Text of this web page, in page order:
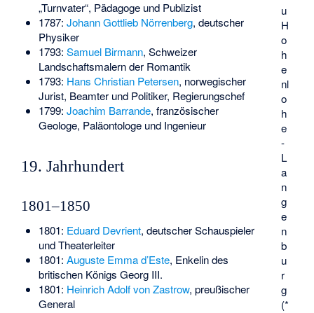
u
H
o
h
e
nl
o
h
e
-
L
a
n
g
e
n
b
u
r
g
(*
„Turnvater“, Pädagoge und Publizist
1787: Johann Gottlieb Nörrenberg, deutscher
Physiker
1793: Samuel Birmann, Schweizer
Landschaftsmalern der Romantik
1793: Hans Christian Petersen, norwegischer
Jurist, Beamter und Politiker, Regierungschef
1799: Joachim Barrande, französischer
Geologe, Paläontologe und Ingenieur
19. Jahrhundert
1801–1850
1801: Eduard Devrient, deutscher Schauspieler
und Theaterleiter
1801: Auguste Emma d’Este, Enkelin des
britischen Königs Georg III.
1801: Heinrich Adolf von Zastrow, preußischer
General